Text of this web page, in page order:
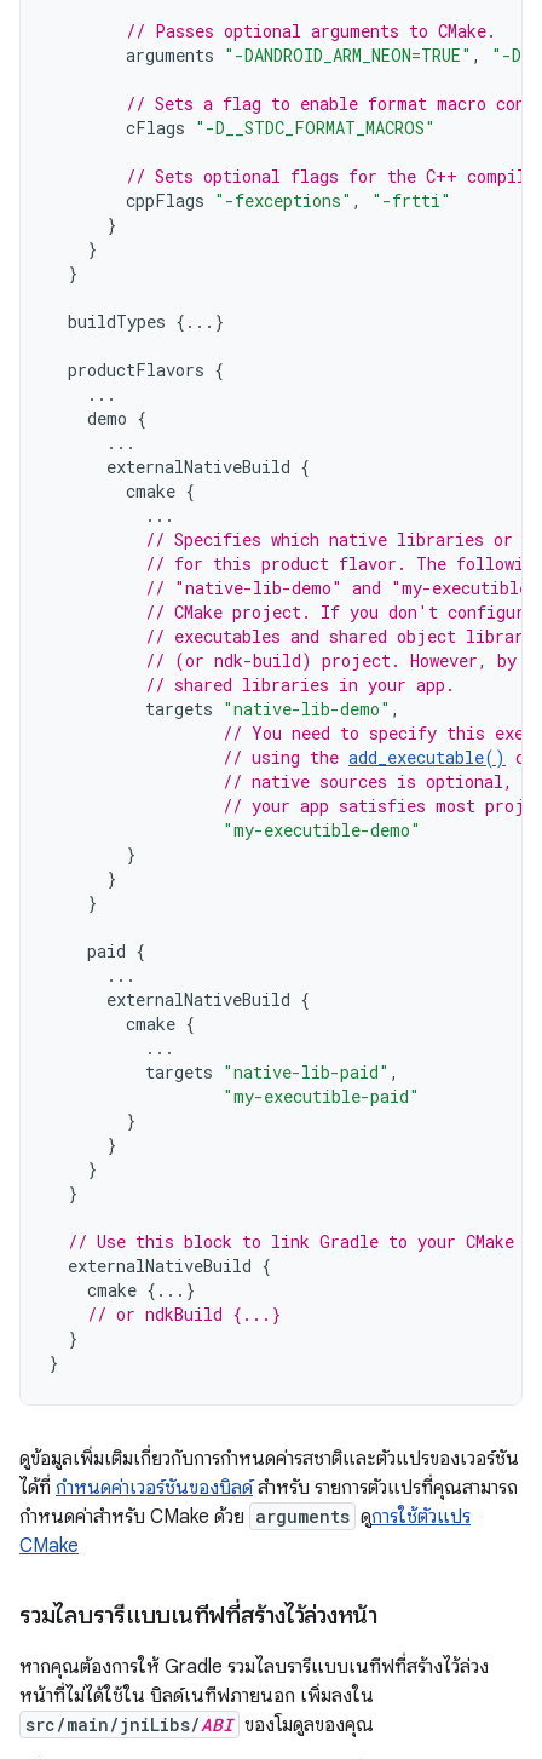
// Passes optional arguments to CMake.
arguments "-DANDROID_ARM_NEON=TRUE" , "-
// Sets a flag to enable format macro
cFlags "-D__STDC_FORMAT_MACROS"
// Sets optional flags for the C++
cppFlags "-fexceptions" ,
"-frtti"
}
}
}
buildTypes {...}
productFlavors {
...
demo {
...
externalNativeBuild {
cmake {
...
// Specifies which native libraries or
// for this product flavor. The
// "native-lib-demo" and "my-
// CMake project. If you don't
// executables and shared object
// (or ndk-build) project. However, by
// shared libraries in your app.
targets "native-lib-demo" ,
// You need to specify this
// using the add_executable()
// native sources is optional,
// your app satisfies most
"my-executible-demo"
}
}
}
paid {
...
externalNativeBuild {
cmake {
...
targets "native-lib-paid" ,
"my-executible-paid"
}
}
}
}
// Use this block to link Gradle to your CMake
externalNativeBuild {
cmake {...}
// or ndkBuild {...}
}
}
ดูข้อมูลเพิ่มเติมเกี่ยวกับการกำหนดค่ารสชาติและตัวแปรของเวอร์ชัน
ได้ที่ กำหนดค่าเวอร์ชันของบิลด์สำหรับ รายการตัวแปรที่คุณสามารถ
กำหนดค่าสำหรับ CMake ด้วย arguments ดูการใช้ตัวแปร
CMake
รวมไลบรารีแบบเนทีฟที่สร้างไว้ล่วงหน้า
หากคุณต้องการให้ Gradle รวมไลบรารีแบบเนทีฟที่สร้างไว้ล่วง
หน้าที่ไม่ได้ใช้ใน บิลด์เนทีฟภายนอก เพิ่มลงใน
src/main/jniLibs/ABI ของโมดูลของคุณ